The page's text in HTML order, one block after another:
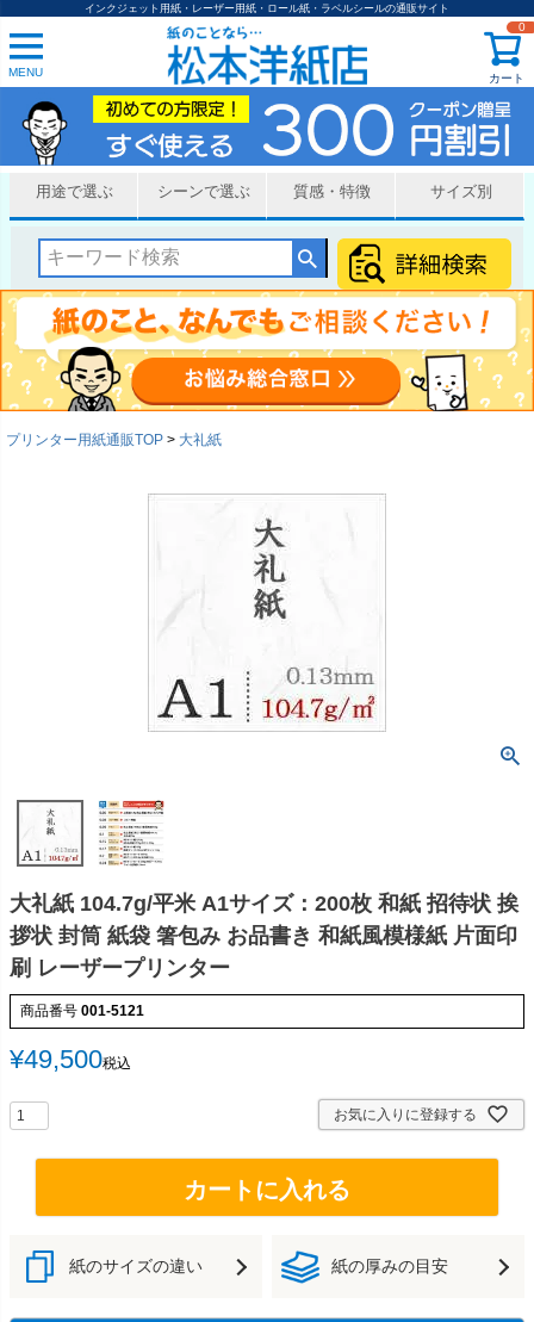
インクジェット用紙・レーザー用紙・ロール紙・ラベルシールの通販サイト
MENU カート
0
用途で選ぶ シーンで選ぶ 質感・特徴 サイズ別
プリンター用紙通販TOP 大礼紙
大礼紙 104.7g/平米 A1サイズ：200枚 和紙 招待状 挨
拶状 封筒 紙袋 箸包み お品書き 和紙風模様紙 片面印
刷 レーザープリンター
商品番号 001-5121
¥49,500税込
お気に入りに登録する
カートに入れる
紙のサイズの違い 紙の厚みの目安